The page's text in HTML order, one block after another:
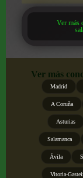
Ver más
Ver más
Madrid
A Coruña
Asturias
Salamanca
Ávila
Vitoria-